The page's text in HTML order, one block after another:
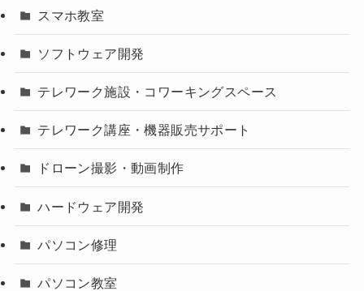
スマホ教室
ソフトウェア開発
テレワーク施設・コワーキングスペース
テレワーク講座・機器販売サポート
ドローン撮影・動画制作
ハードウェア開発
パソコン修理
パソコン教室